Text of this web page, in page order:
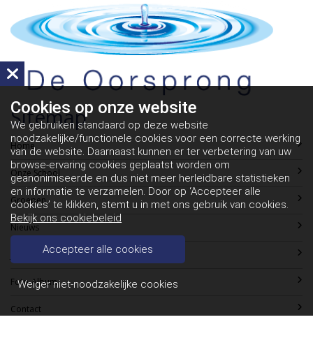
Sitemap
Home
Onze School
Groepen
Nieuws
Jaarkalender
Foto-Album
Contact
Cookies op onze website
We gebruiken standaard op deze website
noodzakelijke/functionele cookies voor een correcte werking
van de website. Daarnaast kunnen er ter verbetering van uw
browse-ervaring cookies geplaatst worden om
geanonimiseerde en dus niet meer herleidbare statistieken
en informatie te verzamelen. Door op ‘Accepteer alle
cookies’ te klikken, stemt u in met ons gebruik van cookies.
Bekijk ons cookiebeleid
Accepteer alle cookies
Weiger niet-noodzakelijke cookies